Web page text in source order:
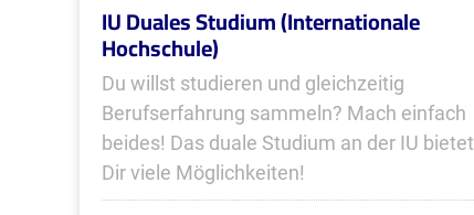
IU Duales Studium (Internationale
Hochschule)
Du willst studieren und gleichzeitig
Berufserfahrung sammeln? Mach einfach
beides! Das duale Studium an der IU bietet
Dir viele Möglichkeiten!